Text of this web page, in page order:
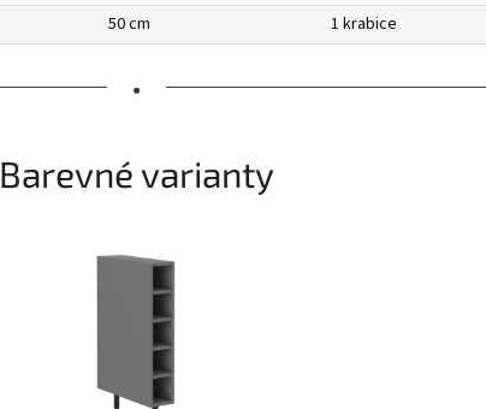
50 cm 1 krabice
•
Barevné varianty